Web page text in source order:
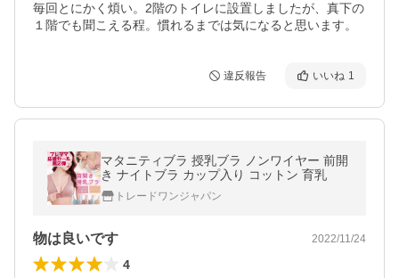
毎回とにかく煩い。2階のトイレに設置しましたが、真下の
１階でも聞こえる程。慣れるまでは気になると思います。
違反報告 いいね 1
マタニティブラ 授乳ブラ ノンワイヤー 前開
き ナイトブラ カップ入り コットン 育乳
トレードワンジャパン
物は良いです 2022/11/24
4